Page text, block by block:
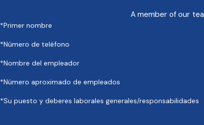
A member of our
*Primer nombre
*Número de teléfono
*Nombre del empleador
*Número aproximado de empleados
*Su puesto y deberes laborales generales/responsabilidades